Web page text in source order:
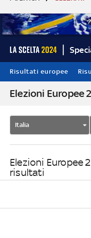
Risultati europee
Elezioni Europee
Italia
Elezioni Europee
risultati